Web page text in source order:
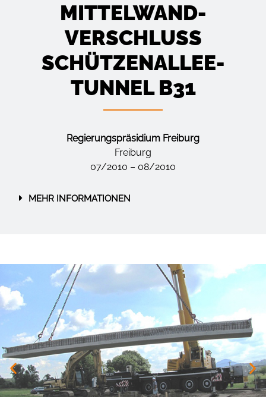
MITTELWAND­
VERSCHLUSS S
CHÜTZEN­ALLEE­T
UNNEL B31
Regierungspräsidium Freiburg
Freiburg
07/2010 – 08/2010
MEHR INFORMATIONEN